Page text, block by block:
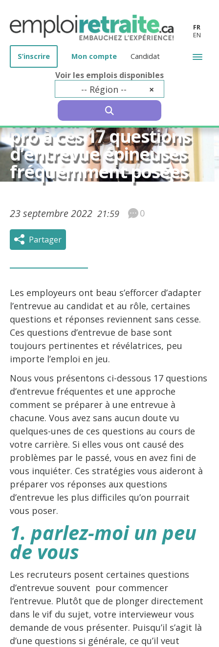
Voir les emplois disponibles
×
-- Région --
FR
EN
S’inscrire Mon compte Candidat
50 ans et plus
Répondre comme un
pro à ces 17 questions
d’entrevue épineuses
fréquemment posées
23 septembre 2022 21:59 0
Partager
Les employeurs ont beau s’efforcer d’adapter
l’entrevue au candidat et au rôle, certaines
questions et réponses reviennent sans cesse.
Ces questions d’entrevue de base sont
toujours pertinentes et révélatrices, peu
importe l’emploi en jeu.
Nous vous présentons ci-dessous 17 questions
d’entrevue fréquentes et une approche
comment se préparer à une entrevue à
chacune. Vous avez sans aucun doute vu
quelques-unes de ces questions au cours de
votre carrière. Si elles vous ont causé des
problèmes par le passé, vous en avez fini de
vous inquiéter. Ces stratégies vous aideront à
préparer vos réponses aux questions
d’entrevue les plus difficiles qu’on pourrait
vous poser.
1. parlez-moi un peu
de vous
Les recruteurs posent certaines questions
d’entrevue souvent pour commencer
l’entrevue. Plutôt que de plonger directement
dans le vif du sujet, votre intervieweur vous
demande de vous présenter. Puisqu’il s’agit là
d’une questions si générale, ce qu’il veut